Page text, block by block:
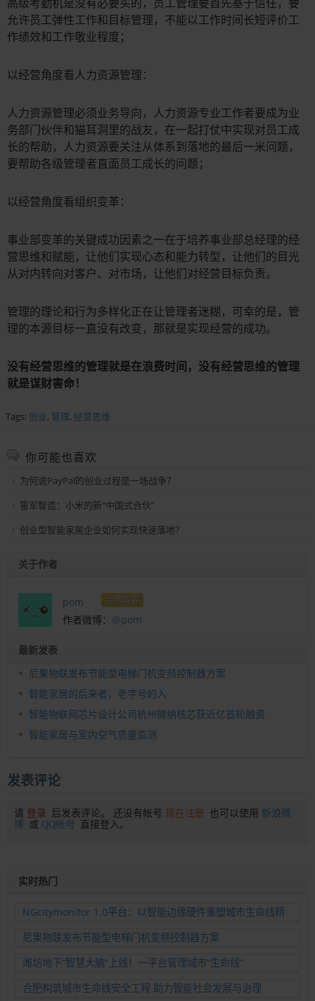
允许员工弹性工作和目标管理，不能以工作时间长短评价工
作绩效和工作敬业程度；
以经营角度看人力资源管理：
人力资源管理必须业务导向，人力资源专业工作者要成为业
务部门伙伴和猫耳洞里的战友，在一起打仗中实现对员工成
长的帮助，人力资源要关注从体系到落地的最后一米问题，
要帮助各级管理者直面员工成长的问题；
以经营角度看组织变革：
事业部变革的关键成功因素之一在于培养事业部总经理的经
营思维和赋能，让他们实现心态和能力转型，让他们的目光
从对内转向对客户、对市场，让他们对经营目标负责。
管理的理论和行为多样化正在让管理者迷糊，可幸的是，管
理的本源目标一直没有改变，那就是实现经营的成功。
没有经营思维的管理就是在浪费时间，没有经营思维的管理
就是谋财害命！
Tags: 创业, 管理, 经营思维
你可能也喜欢
为何说PayPal的创业过程是一场战争？
雷军智造：小米的新“中国式合伙”
创业型智能家居企业如何实现快速落地？
关于作者
pom 金牌笛客
作者微博： @pom
最新发表
尼果物联发布节能型电梯门机变频控制器方案
智能家居的后来者，老字号的入
智能物联网芯片设计公司杭州微纳核芯获近亿首轮融资
智能家居与室内空气质量监测
发表评论
请 登录 后发表评论。 还没有帐号 现在注册 也可以使用 新浪微
博 或 QQ帐号 直接登入。
实时热门
NGcitymonitor 1.0平台：以智能边缘硬件重塑城市生命线精
准运维新范式
尼果物联发布节能型电梯门机变频控制器方案
潍坊地下“智慧大脑”上线！一平台管理城市“生命线”
合肥构筑城市生命线安全工程 助力智能社会发展与治理